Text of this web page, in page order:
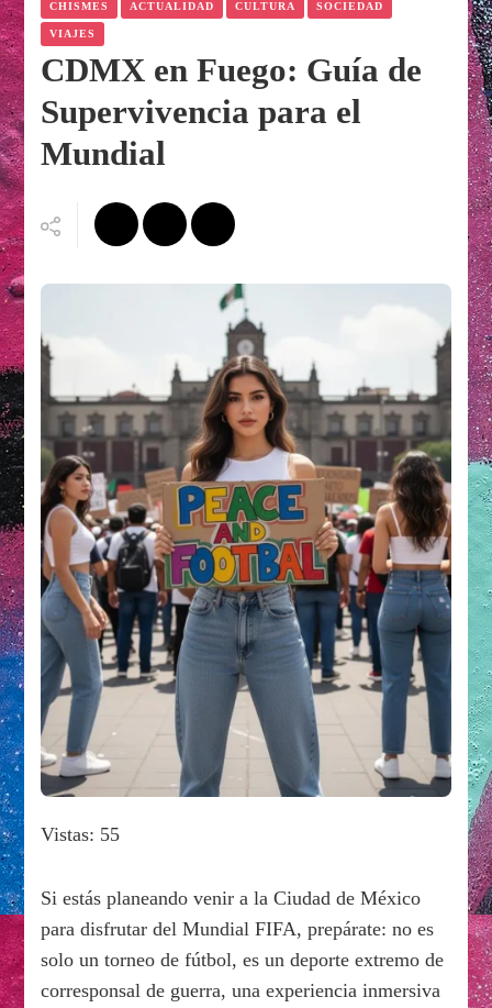
CHISMES ACTUALIDAD CULTURA SOCIEDAD
VIAJES
CDMX en Fuego: Guía de
Supervivencia para el
Mundial
Vistas: 55
Si estás planeando venir a la Ciudad de México
para disfrutar del Mundial FIFA, prepárate: no es
solo un torneo de fútbol, es un deporte extremo de
corresponsal de guerra, una experiencia inmersiva